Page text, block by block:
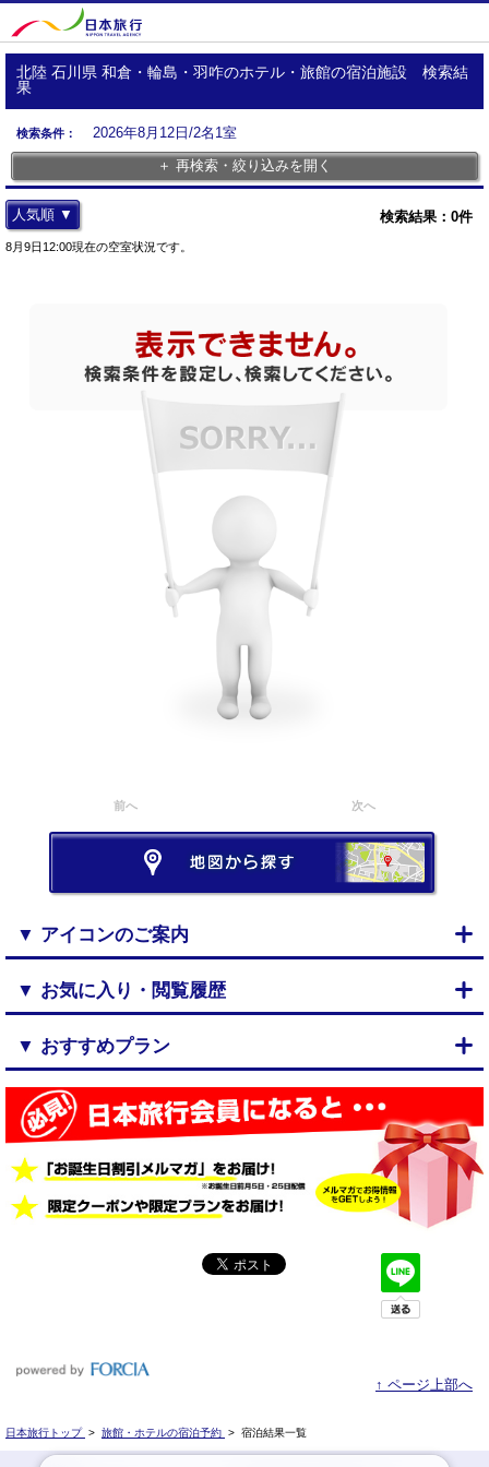
北陸 石川県 和倉・輪島・羽咋のホテル・旅館の宿泊施設 検索結
果
検索条件：
2026年8月12日/2名1室
＋ 再検索・絞り込みを開く
検索結果： 0件
人気順 ▼
8月9日12:00現在の空室状況です。
前へ 次へ
▼ アイコンのご案内
▼ お気に入り・閲覧履歴
▼ おすすめプラン
↑ ページ上部へ
日本旅行トップ > 旅館・ホテルの宿泊予約 > 宿泊結果一覧